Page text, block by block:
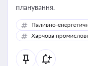
планування.
Паливно-
Харчова